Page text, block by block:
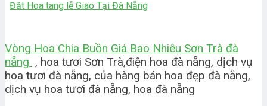
Đăt Hoa tang lễ Giao Tại Đà Nẵng
Vòng Hoa Chia Buồn Giá Bao Nhiêu Sơn Trà đà
nẵng , hoa tươi Sơn Trà,điện hoa đà nẵng, dịch vụ
hoa tươi đà nẵng, của hàng bán hoa đẹp đà nẵng,
dịch vụ hoa tươi đà nẵng, hoa đà nẵng